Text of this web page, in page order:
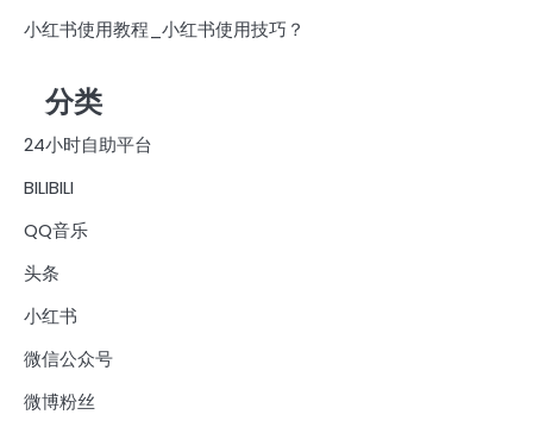
小红书使用教程_小红书使用技巧？
分类
24小时自助平台
BILIBILI
QQ音乐
头条
小红书
微信公众号
微博粉丝